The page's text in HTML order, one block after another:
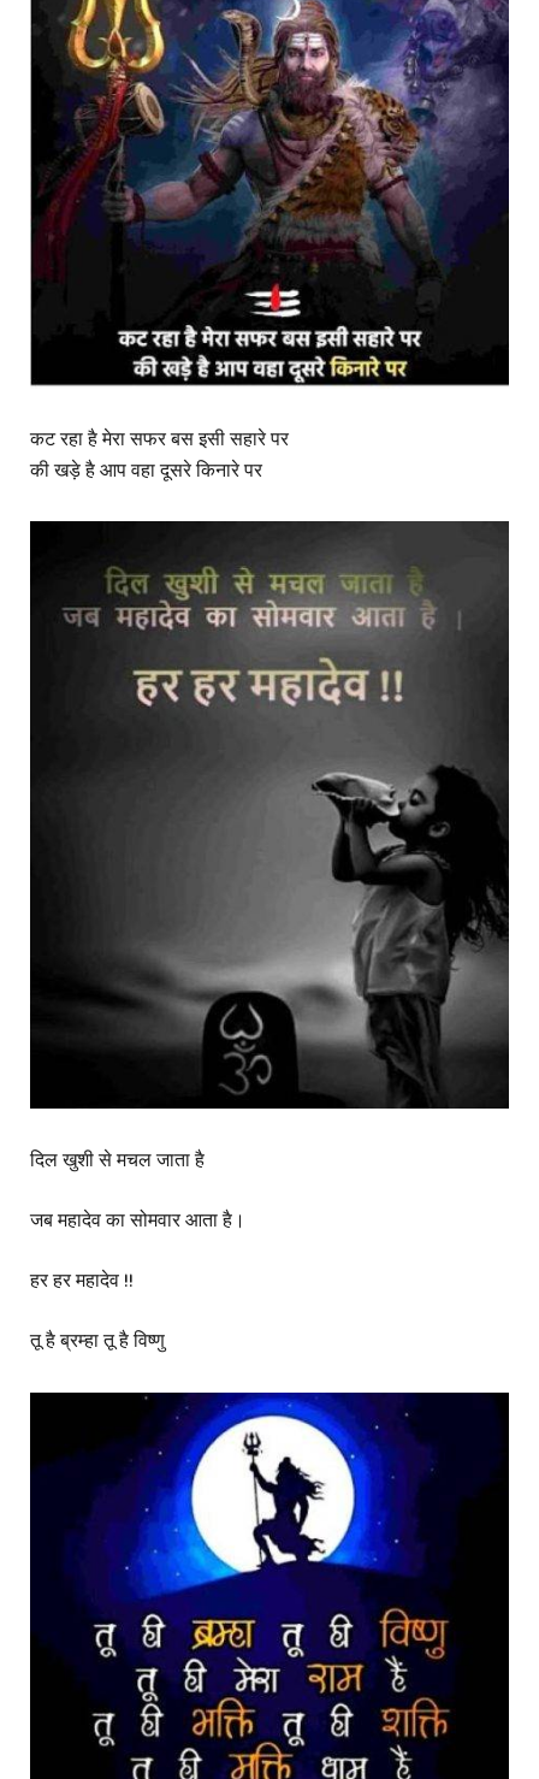
कट रहा है मेरा सफर बस इसी सहारे पर
की खड़े है आप वहा दूसरे किनारे पर
दिल खुशी से मचल जाता है
जब महादेव का सोमवार आता है।
हर हर महादेव !!
तू है ब्रम्हा तू है विष्णु